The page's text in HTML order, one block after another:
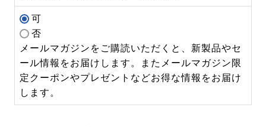
可
否
メールマガジンをご購読いただくと、新製品やセ
ール情報をお届けします。またメールマガジン限
定クーポンやプレゼントなどお得な情報をお届け
します。